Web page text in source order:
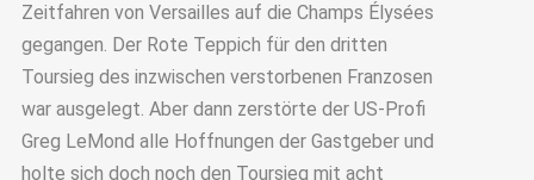
Zeitfahren von Versailles auf die Champs Élysées
gegangen. Der Rote Teppich für den dritten
Toursieg des inzwischen verstorbenen Franzosen
war ausgelegt. Aber dann zerstörte der US-Profi
Greg LeMond alle Hoffnungen der Gastgeber und
holte sich doch noch den Toursieg mit acht